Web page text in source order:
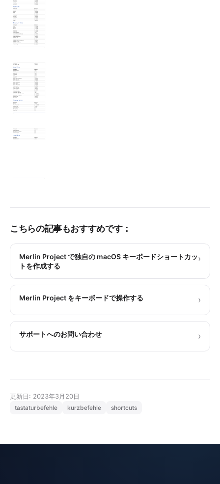
こちらの記事もおすすめです：
Merlin Project で独自の macOS キーボードショートカッ
トを作成する
›
Merlin Project をキーボードで操作する ›
サポートへのお問い合わせ ›
更新日: 2023年3月20日
tastaturbefehle kurzbefehle shortcuts